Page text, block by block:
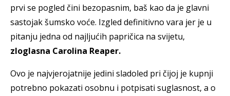
prvi se pogled čini bezopasnim, baš kao da je glavni
sastojak šumsko voće. Izgled definitivno vara jer je u
pitanju jedna od najljućih papričica na svijetu,
zloglasna Carolina Reaper.
Ovo je najvjerojatnije jedini sladoled pri čijoj je kupnji
potrebno pokazati osobnu i potpisati suglasnost, a o